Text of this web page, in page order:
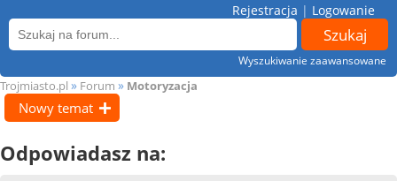
Wyszukiwanie zaawansowane
Rejestracja | Logowanie
Trojmiasto.pl » Forum » Motoryzacja
Nowy temat
Odpowiadasz na: